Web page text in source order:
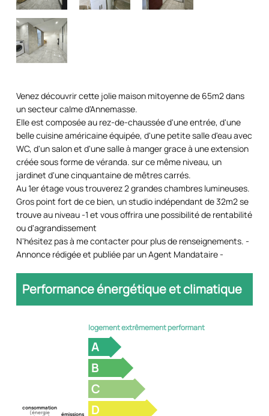
Venez découvrir cette jolie maison mitoyenne de 65m2 dans
un secteur calme d'Annemasse.
Elle est composée au rez-de-chaussée d'une entrée, d'une
belle cuisine américaine équipée, d'une petite salle d'eau avec
WC, d'un salon et d'une salle à manger grace à une extension
créée sous forme de véranda. sur ce même niveau, un
jardinet d'une cinquantaine de mêtres carrés.
Au 1er étage vous trouverez 2 grandes chambres lumineuses.
Gros point fort de ce bien, un studio indépendant de 32m2 se
trouve au niveau -1 et vous offrira une possibilité de rentabilité
ou d'agrandissement
N'hésitez pas à me contacter pour plus de renseignements. -
Annonce rédigée et publiée par un Agent Mandataire -
Performance énergétique et climatique
logement extrêmement performant
A
B
C
D
consommation
(énergie émissions